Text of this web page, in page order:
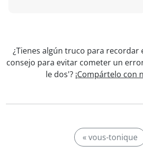
¿Tienes algún truco para recordar
consejo para evitar cometer un
le dos'? ¡Compártelo con
« vous-tonique